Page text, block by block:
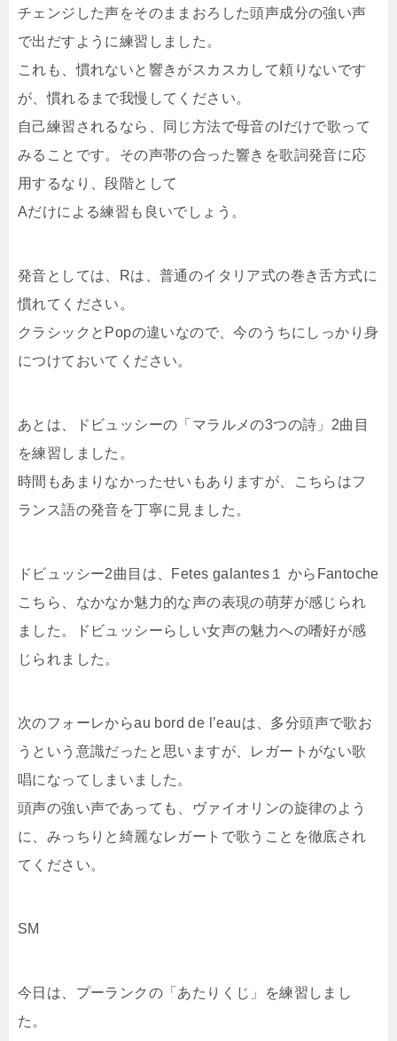
チェンジした声をそのままおろした頭声成分の強い声
で出だすように練習しました。
これも、慣れないと響きがスカスカして頼りないです
が、慣れるまで我慢してください。
自己練習されるなら、同じ方法で母音のIだけで歌って
みることです。その声帯の合った響きを歌詞発音に応
用するなり、段階として
Aだけによる練習も良いでしょう。
発音としては、Rは、普通のイタリア式の巻き舌方式に
慣れてください。
クラシックとPopの違いなので、今のうちにしっかり身
につけておいてください。
あとは、ドビュッシーの「マラルメの3つの詩」2曲目
を練習しました。
時間もあまりなかったせいもありますが、こちらはフ
ランス語の発音を丁寧に見ました。
ドビュッシー2曲目は、Fetes galantes１ からFantoche
こちら、なかなか魅力的な声の表現の萌芽が感じられ
ました。ドビュッシーらしい女声の魅力への嗜好が感
じられました。
次のフォーレからau bord de l’eauは、多分頭声で歌お
うという意識だったと思いますが、レガートがない歌
唱になってしまいました。
頭声の強い声であっても、ヴァイオリンの旋律のよう
に、みっちりと綺麗なレガートで歌うことを徹底され
てください。
SM
今日は、プーランクの「あたりくじ」を練習しまし
た。